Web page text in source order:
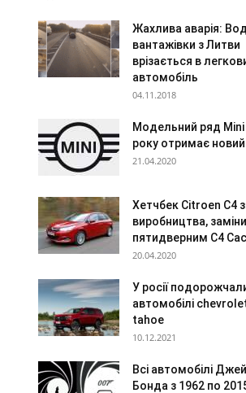
Жахлива аварія:
вантажівки з Литви
врізається в
автомобіль
04.11.2018
Модельний ряд Mini
року отримає
21.04.2020
Хетчбек Citroen C4
виробництва,
пятидверним C4
20.04.2020
У росії
автомобілі
tahoe
10.12.2021
Всі автомобілі
Бонда з 1962 по